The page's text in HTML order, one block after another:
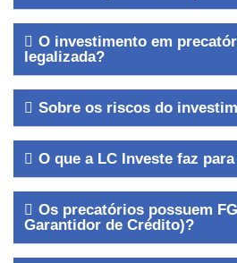
O investimento em
legalizada?
Sobre os riscos do
O que a LC Investe faz
Os precatórios possuem
Garantidor de Crédito)?